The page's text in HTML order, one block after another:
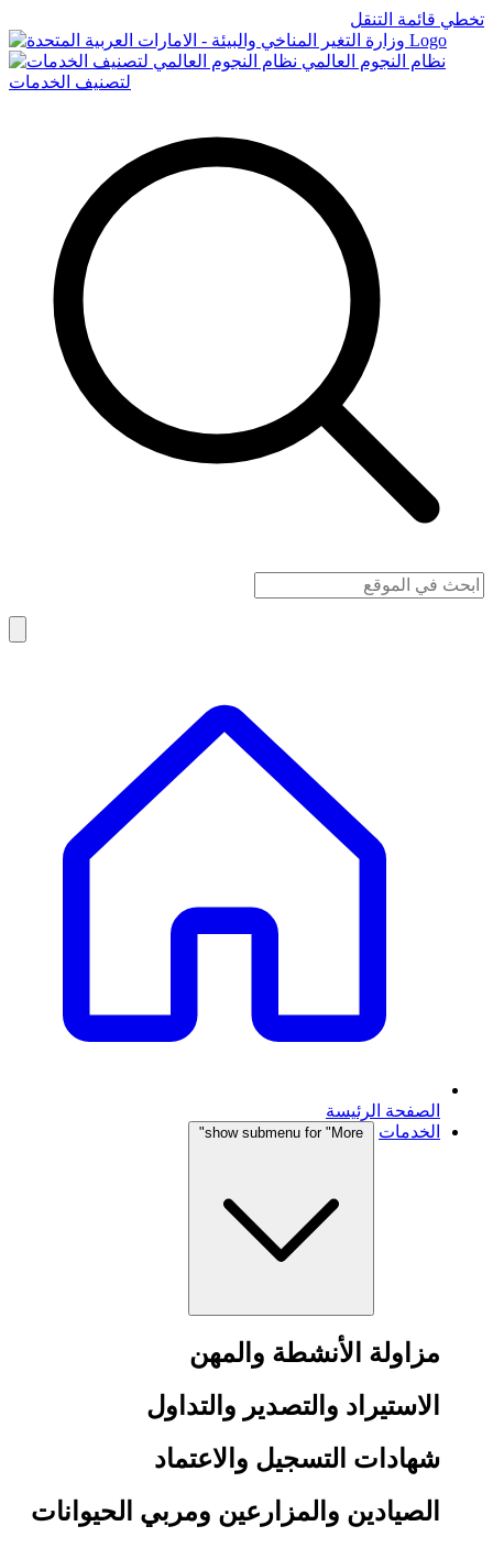
تخطي قائمة التنقل
Logo
نظام النجوم العالمي
لتصنيف الخدمات
الصفحة الرئيسة
الخدمات
show submenu for "More"
مزاولة الأنشطة والمهن
الاستيراد والتصدير والتداول
شهادات التسجيل والاعتماد
الصيادين والمزارعين ومربي الحيوانات